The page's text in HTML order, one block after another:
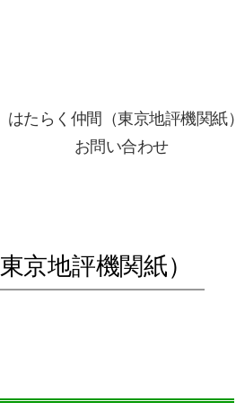
はたらく仲間（東京地評機関紙）
お問い合わせ
京地評機関紙）